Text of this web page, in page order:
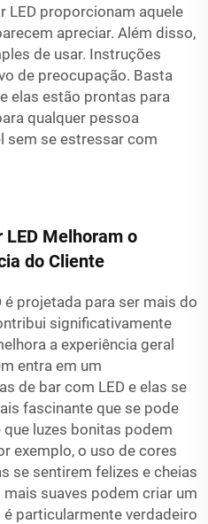
LED proporcionam aquele
apreciar. Além disso,
de usar. Instruções
de preocupação. Basta
elas estão prontas para
qualquer pessoa
sem se estressar com
LED Melhoram o
do Cliente
é projetada para ser mais do
significativamente
a experiência geral
entra em um
de bar com LED e elas se
fascinante que se pode
luzes bonitas podem
exemplo, o uso de cores
se sentirem felizes e cheias
suaves podem criar um
particularmente verdadeiro